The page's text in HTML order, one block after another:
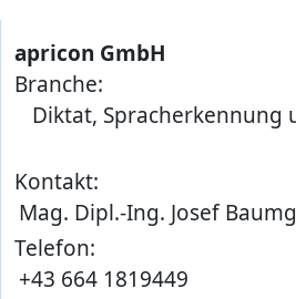
apricon GmbH
Branche:
Diktat, Spracherkennung
Kontakt:
Mag. Dipl.-Ing. Josef
Telefon:
+43 664 1819449